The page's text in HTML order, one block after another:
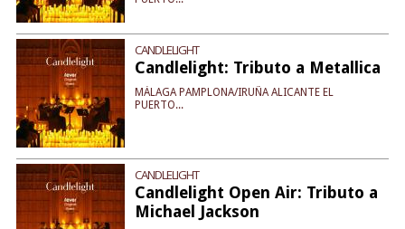
CANDLELIGHT
Candlelight: Tributo a Metallica
MÁLAGA PAMPLONA/IRUÑA ALICANTE EL
PUERTO...
CANDLELIGHT
Candlelight Open Air: Tributo a
Michael Jackson